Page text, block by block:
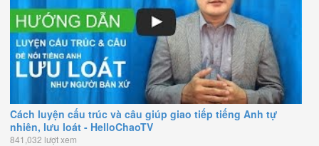
Cách luyện cấu trúc và câu giúp giao tiếp tiếng Anh tự
nhiên, lưu loát - HelloChaoTV
841,032 lượt xem